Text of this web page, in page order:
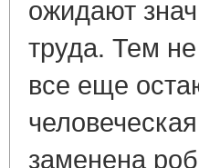
ожидают
труда. Тем
все еще
заменена